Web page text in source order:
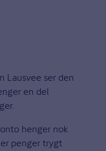
Lausvee ser den
en del
henger nok
penger trygt